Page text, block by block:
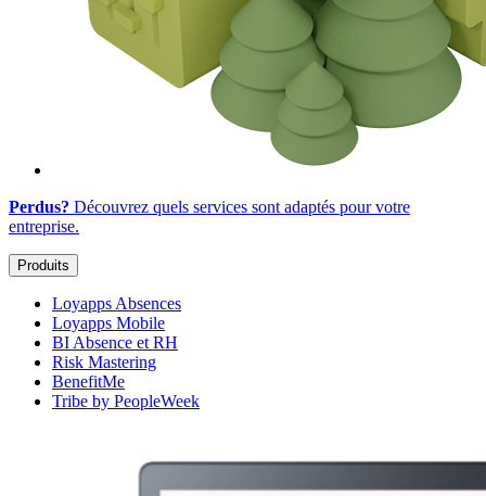
Perdus? Découvrez quels services sont adaptés pour votre
entreprise.
Produits
Loyapps Absences
Loyapps Mobile
BI Absence et RH
Risk Mastering
BenefitMe
Tribe by PeopleWeek